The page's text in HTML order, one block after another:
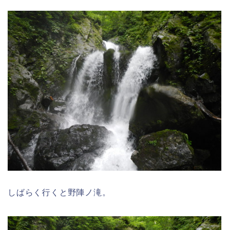
しばらく行くと野陣ノ滝。